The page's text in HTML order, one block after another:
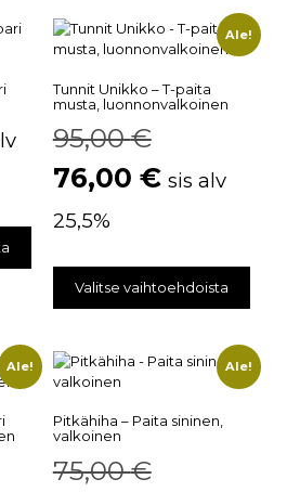
Ale!
Tunnit Unikko – T-paita
musta, luonnonvalkoinen
95,00€
76,00 € sis alv
25,5%
Valitse vaihtoehdoista
Ale! Ale!
Pitkähiha – Paita sininen,
valkoinen
75,00€